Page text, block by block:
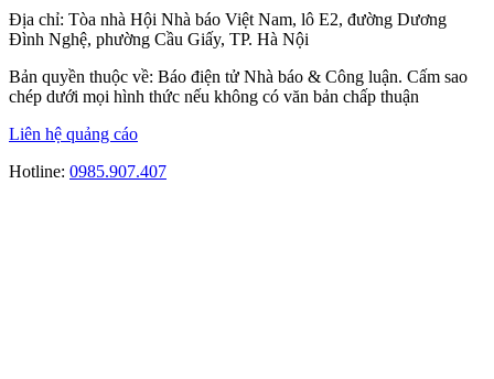
Địa chỉ: Tòa nhà Hội Nhà báo Việt Nam, lô E2, đường Dương
Đình Nghệ, phường Cầu Giấy, TP. Hà Nội
Bản quyền thuộc về: Báo điện tử Nhà báo & Công luận. Cấm sao
chép dưới mọi hình thức nếu không có văn bản chấp thuận
Liên hệ quảng cáo
Hotline: 0985.907.407